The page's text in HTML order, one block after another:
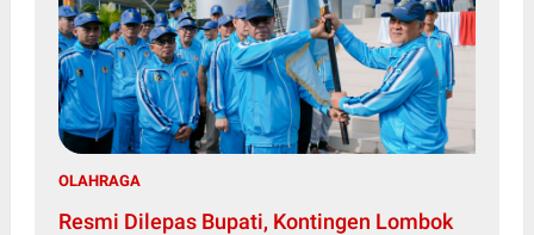
OLAHRAGA
Resmi Dilepas Bupati, Kontingen Lombok